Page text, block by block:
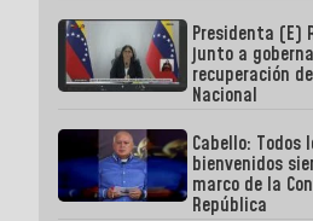
Presidenta (E)
junto a
recuperación
Nacional
Cabello: Todos
bienvenidos
marco de la
República